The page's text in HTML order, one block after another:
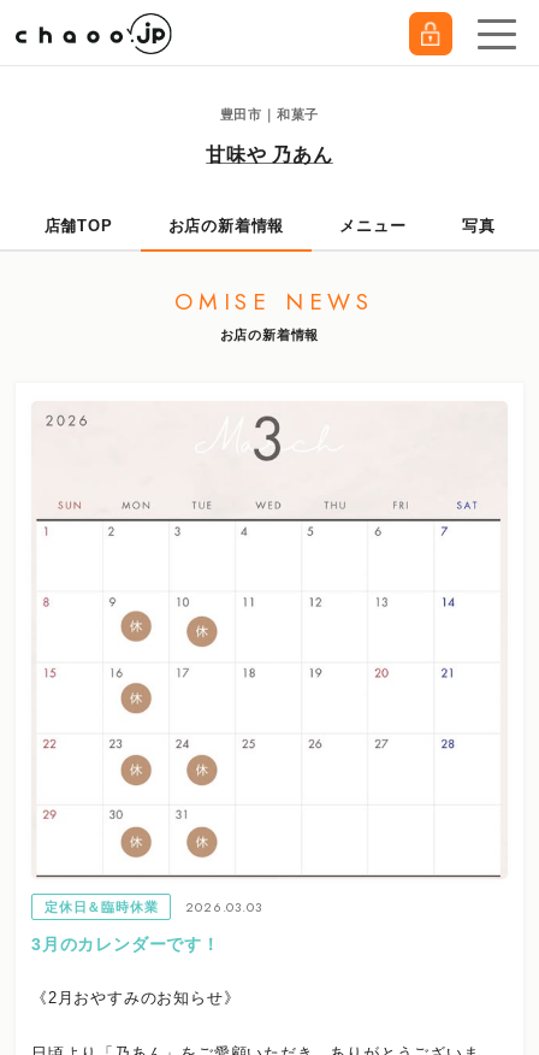
豊田市｜和菓子
甘味や 乃あん
店舗TOP お店の新着情報 メニュー 写真
OMISE NEWS
お店の新着情報
定休日＆臨時休業
2026.03.03
3月のカレンダーです！
《2月おやすみのお知らせ》